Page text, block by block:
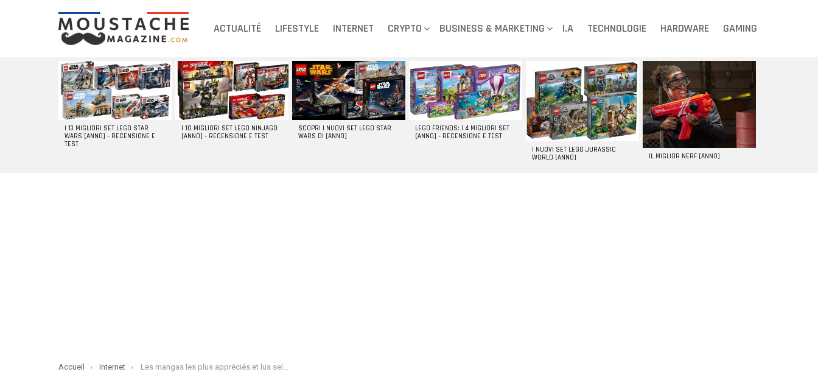
ACTUALITÉ LIFESTYLE INTERNET CRYPTO BUSINESS & MARKETING I.A TECHNOLOGIE HARDWARE GAMING
DERNIERS
ARTICLES
I 13 MIGLIORI SET LEGO STAR
WARS [ANNO] – RECENSIONE E
TEST
I 10 MIGLIORI SET LEGO NINJAGO
[ANNO] – RECENSIONE E TEST
SCOPRI I NUOVI SET LEGO STAR
WARS DI [ANNO]
LEGO FRIENDS: I 4 MIGLIORI SET
[ANNO] – RECENSIONE E TEST
I NUOVI SET LEGO JURASSIC
WORLD [ANNO]
IL MIGLIOR NERF [ANNO]
You are here:
Accueil Internet Les mangas les plus appréciés et lus selon les lecteurs